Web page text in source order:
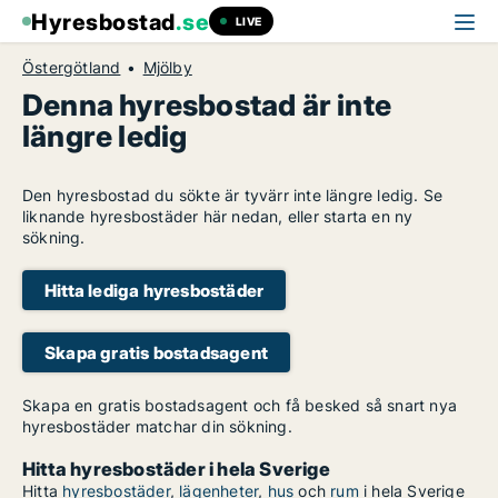
Hyresbostad.se LIVE
Östergötland Mjölby
Denna hyresbostad är inte
längre ledig
Den hyresbostad du sökte är tyvärr inte längre ledig. Se
liknande hyresbostäder här nedan, eller starta en ny
sökning.
Hitta lediga hyresbostäder
Skapa gratis bostadsagent
Skapa en gratis bostadsagent och få besked så snart nya
hyresbostäder matchar din sökning.
Hitta hyresbostäder i hela Sverige
Hitta hyresbostäder, lägenheter, hus och rum i hela Sverige